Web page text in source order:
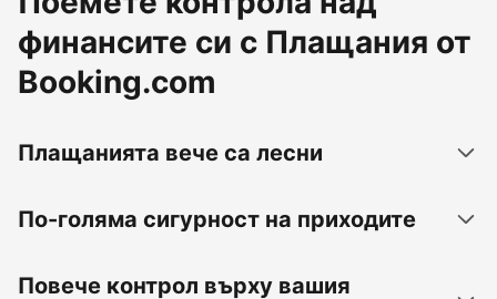
финансите си с Плащания от
Booking.com
Плащанията вече са лесни
По-голяма сигурност на приходите
Повече контрол върху вашия